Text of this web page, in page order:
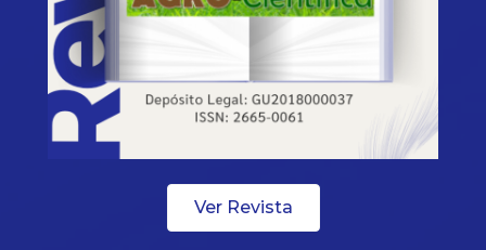
Ver Revista